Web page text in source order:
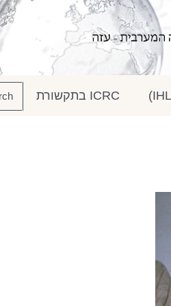
ICRC בתקשורת